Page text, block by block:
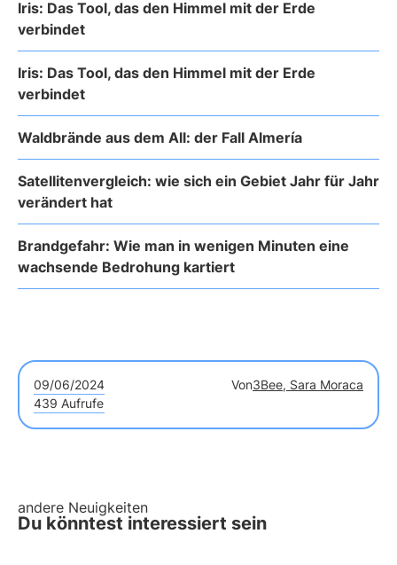
Iris: Das Tool, das den Himmel mit der Erde
verbindet
Iris: Das Tool, das den Himmel mit der Erde
verbindet
Waldbrände aus dem All: der Fall Almería
Satellitenvergleich: wie sich ein Gebiet Jahr für Jahr
verändert hat
Brandgefahr: Wie man in wenigen Minuten eine
wachsende Bedrohung kartiert
09/06/2024 Von3Bee, Sara Moraca
439 Aufrufe
andere Neuigkeiten
Du könntest interessiert sein